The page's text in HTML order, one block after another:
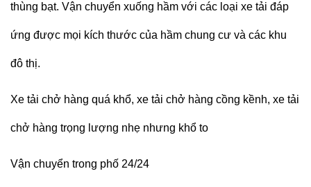
thùng bạt. Vận chuyển xuống hầm với các loại xe tải đáp
ứng được mọi kích thước của hầm chung cư và các khu
đô thị.
Xe tải chở hàng quá khổ, xe tải chở hàng cồng kềnh, xe tải
chở hàng trọng lượng nhẹ nhưng khổ to
Vận chuyển trong phố 24/24